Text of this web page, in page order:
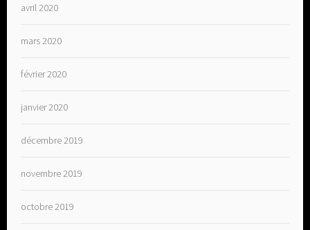
avril 2020
mars 2020
février 2020
janvier 2020
décembre 2019
novembre 2019
octobre 2019